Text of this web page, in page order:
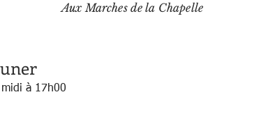
Aux Marches de la Chapelle
à 17h00